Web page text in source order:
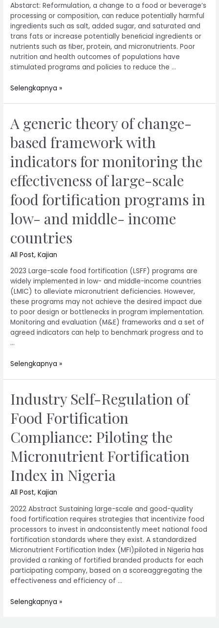
Abstarct: Reformulation, a change to a food or beverage’s
processing or composition, can reduce potentially harmful
ingredients such as salt, added sugar, and saturated and
trans fats or increase potentially beneﬁcial ingredients or
nutrients such as ﬁber, protein, and micronutrients. Poor
nutrition and health outcomes of populations have
stimulated programs and policies to reduce the …
Selengkapnya »
A generic theory of change-
based framework with
indicators for monitoring the
effectiveness of large-scale
food fortification programs in
low- and middle- income
countries
All Post,Kajian
2023 Large-scale food fortification (LSFF) programs are
widely implemented in low- and middle-income countries
(LMIC) to alleviate micronutrient deficiencies. However,
these programs may not achieve the desired impact due
to poor design or bottlenecks in program implementation.
Monitoring and evaluation (M&E) frameworks and a set of
agreed indicators can help to benchmark progress and to
…
Selengkapnya »
Industry Self-Regulation of
Food Fortification
Compliance: Piloting the
Micronutrient Fortification
Index in Nigeria
All Post,Kajian
2022 Abstract Sustaining large-scale and good-quality
food fortification requires strategies that incentivize food
processors to invest in andconsistently meet national food
fortification standards where they exist. A standardized
Micronutrient Fortification Index (MFI)piloted in Nigeria has
provided a ranking of fortified branded products for each
participating company, based on a scoreaggregating the
effectiveness and efficiency of …
Selengkapnya »